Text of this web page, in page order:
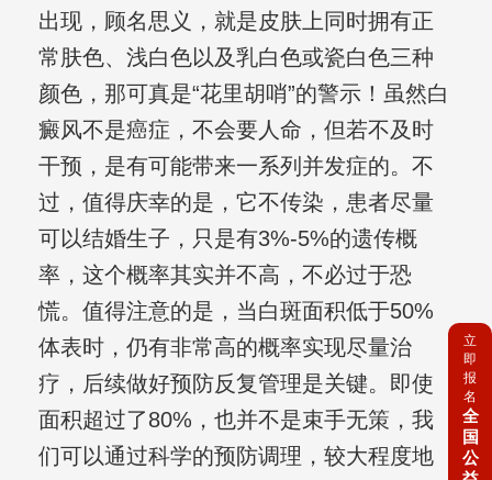
出现，顾名思义，就是皮肤上同时拥有正
常肤色、浅白色以及乳白色或瓷白色三种
颜色，那可真是“花里胡哨”的警示！虽然白
癜风不是癌症，不会要人命，但若不及时
干预，是有可能带来一系列并发症的。不
过，值得庆幸的是，它不传染，患者尽量
可以结婚生子，只是有3%-5%的遗传概
率，这个概率其实并不高，不必过于恐
慌。值得注意的是，当白斑面积低于50%
体表时，仍有非常高的概率实现尽量治
疗，后续做好预防反复管理是关键。即使
面积超过了80%，也并不是束手无策，我
们可以通过科学的预防调理，较大程度地
立
即
报
名
全
国
公